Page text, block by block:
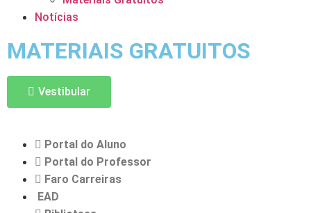
Notícias
MATERIAIS GRATUITOS
Vestibular
Portal do Aluno
Portal do Professor
Faro Carreiras
EAD